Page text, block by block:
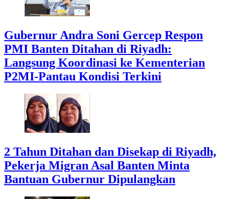
Gubernur Andra Soni Gercep Respon
PMI Banten Ditahan di Riyadh:
Langsung Koordinasi ke Kementerian
P2MI-Pantau Kondisi Terkini
2 Tahun Ditahan dan Disekap di Riyadh,
Pekerja Migran Asal Banten Minta
Bantuan Gubernur Dipulangkan